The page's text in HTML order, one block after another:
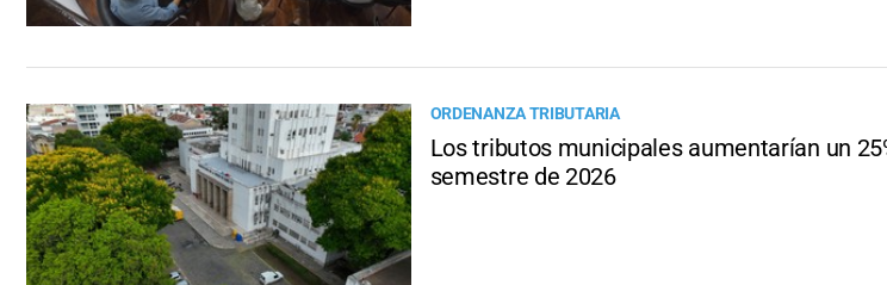
ORDENANZA TRIBUTARIA
Los tributos municipales aumentarían un
semestre de 2026